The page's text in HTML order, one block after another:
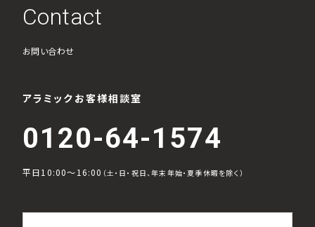
Contact
お問い合わせ
アラミックお客様相談室
0120-64-1574
平日10:00～16:00 （土・日・祝日、年末年始・夏季休暇を除く）